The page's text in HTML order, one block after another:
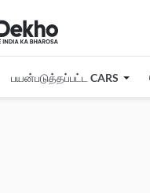
பயன்படுத்தப்பட்ட CARS